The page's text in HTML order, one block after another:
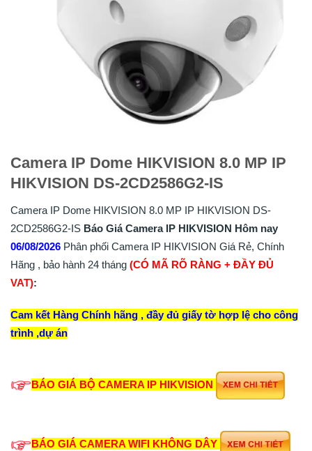
Camera IP Dome HIKVISION 8.0 MP IP
HIKVISION DS-2CD2586G2-IS
Camera IP Dome HIKVISION 8.0 MP IP HIKVISION DS-
2CD2586G2-IS Báo Giá Camera IP HIKVISION Hôm nay
06/08/2026 Phân phối Camera IP HIKVISION Giá Rẻ, Chính
Hãng , bảo hành 24 tháng (CÓ MÃ RÕ RÀNG + ĐẦY ĐỦ
VAT):
Cam kết Hàng Chính hãng , đầy đủ giấy tờ hợp lệ cho công
trình ,dự án
BÁO GIÁ BỘ CAMERA IP HIKVISION
BÁO GIÁ CAMERA WIFI KHÔNG DÂY